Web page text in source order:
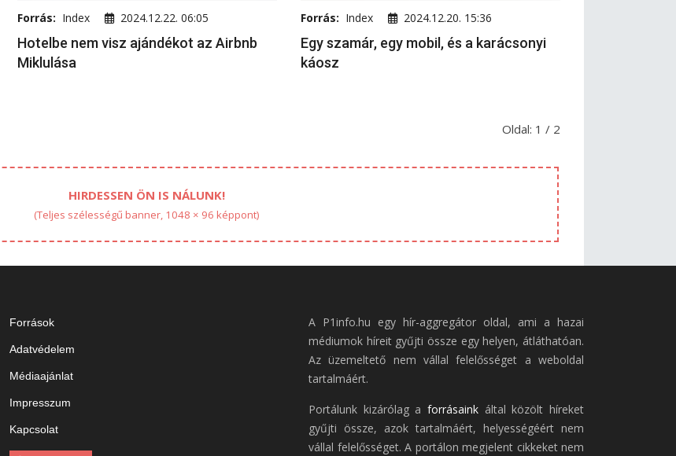
Forrás: Index 2024.12.22. 06:05
Hotelbe nem visz ajándékot az Airbnb
Miklulása
Forrás: Index 2024.12.20. 15:36
Egy szamár, egy mobil, és a karácsonyi
káosz
Oldal: 1 / 2
HIRDESSEN ÖN IS NÁLUNK!
(Teljes szélességű banner, 1048 × 96 képpont)
Források
Adatvédelem
Médiaajánlat
Impresszum
Kapcsolat
A P1info.hu egy hír-aggregátor oldal, ami a hazai
médiumok híreit gyűjti össze egy helyen, átláthatóan.
Az üzemeltető nem vállal felelősséget a weboldal
tartalmáért.
Portálunk kizárólag a forrásaink által közölt híreket
gyűjti össze, azok tartalmáért, helyességéért nem
vállal felelősséget. A portálon megjelent cikkeket nem